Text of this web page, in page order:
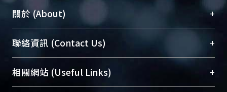
關於 (About) +
臺大位居世界頂尖大學之列，為永久珍藏及向國際
展現本校豐碩的研究成果及學術能量，圖書館整合
機構典藏（NTUR）與學術庫（AH）不同功能平
台，成為臺大學術典藏NTU scholars。期能整合研
聯絡資訊 (Contact Us) +
總館學科館員(Main Library)
醫學圖書館學科館員(Medical Library)
相關網站 (Useful Links) +